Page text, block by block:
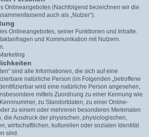
Onlineangebotes (Nachfolgend bezeichnen wir die
auch als „Nutzer“).
Onlineangebotes, seiner Funktionen und Inhalte.
und Kommunikation mit Nutzern.
sind alle Informationen, die sich auf eine
natürliche Person (im Folgenden „betroffene
wird eine natürliche Person angesehen,
mittels Zuordnung zu einer Kennung wie
zu Standortdaten, zu einer Online-
zu einem oder mehreren besonderen Merkmalen
die Ausdruck der physischen, physiologischen,
wirtschaftlichen, kulturellen oder sozialen Identität
sind.